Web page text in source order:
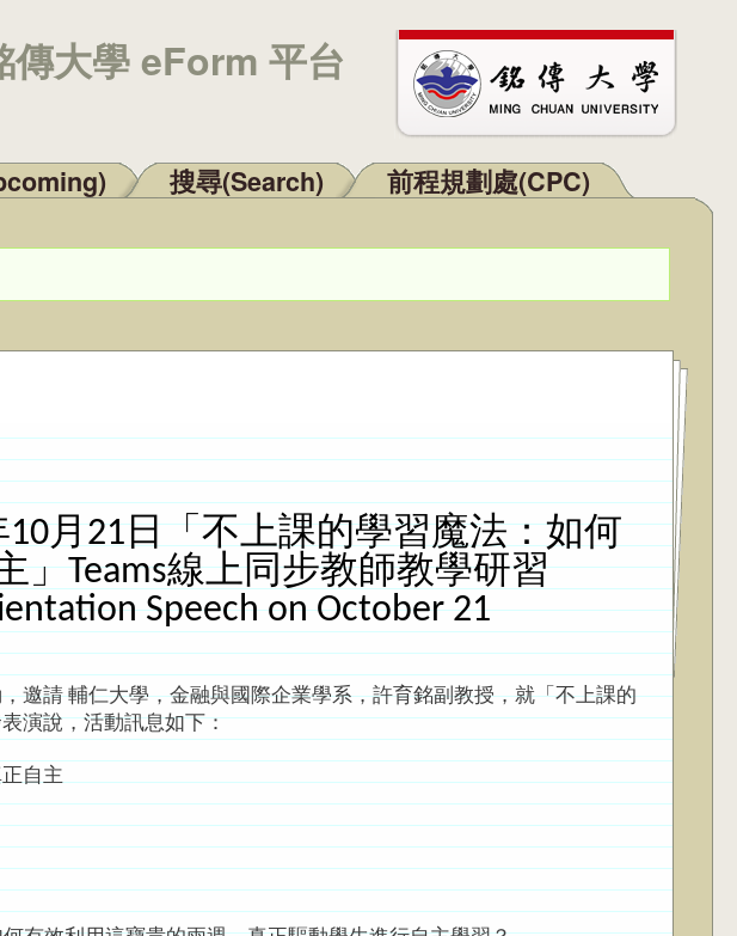
傳大學 eForm 平台
搜尋(Search) 前程規劃處(CPC)
月21日「不上課的學習魔法：如何
」Teams線上同步教師教學研習
Speech on October 21
請 輔仁大學，金融與國際企業學系，許育銘副教授，就「不上課的
演說，活動訊息如下：
自主